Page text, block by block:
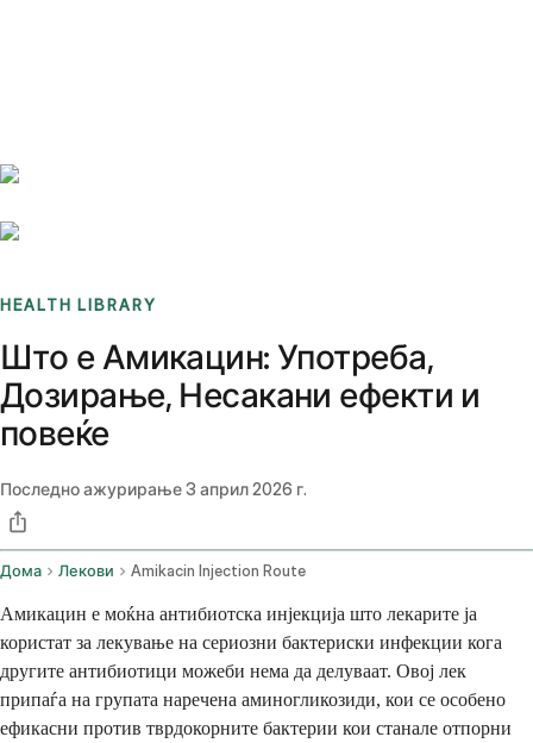
HEALTH LIBRARY
Што е Амикацин: Употреба,
Дозирање, Несакани ефекти и
повеќе
Последно ажурирање3 април 2026 г.
Дома Лекови Amikacin Injection Route
Амикацин е моќна антибиотска инјекција што лекарите ја
користат за лекување на сериозни бактериски инфекции кога
другите антибиотици можеби нема да делуваат. Овој лек
припаѓа на групата наречена аминогликозиди, кои се особено
ефикасни против тврдокорните бактерии кои станале отпорни